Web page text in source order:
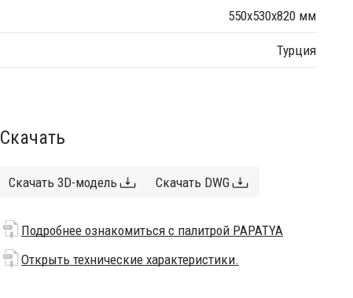
550х530х820 мм
Турция
Скачать
Скачать 3D-модель Скачать DWG
Подробнее ознакомиться с палитрой PAPATYA
Открыть технические характеристики.